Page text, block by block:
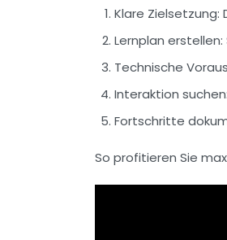
Klare Zielsetzung:
Lernplan erstellen:
Technische
Interaktion suchen:
Fortschritte
So profitieren Sie